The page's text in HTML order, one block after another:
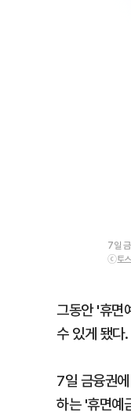
7일
ⓒ토스
그동안 '휴면
수 있게 됐다.
7일 금융권
하는 '휴면예